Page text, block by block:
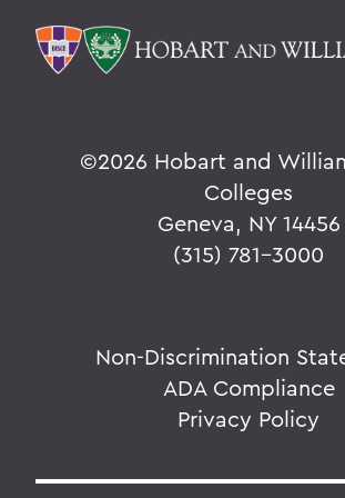
©2026 Hobart and
Colleges
Geneva, NY 14456
(315) 781-3000
Non-Discrimination
ADA Compliance
Privacy Policy